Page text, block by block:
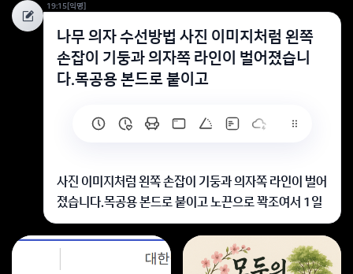
19:15[익명]
나무 의자 수선방법 사진 이미지처럼 왼쪽
손잡이 기둥과 의자쪽 라인이 벌어졌습니
다.목공용 본드로 붙이고
사진 이미지처럼 왼쪽 손잡이 기둥과 의자쪽 라인이 벌어
졌습니다.목공용 본드로 붙이고 노끈으로 꽉조여서 1일
이상 놔뒀고 나사까지 박으려고 하는데 나사가 10/2지
점에서 안들어가네요ㅜ전동드릴도 회전이 안돕니다.어
떻게 하면 좋을까요?